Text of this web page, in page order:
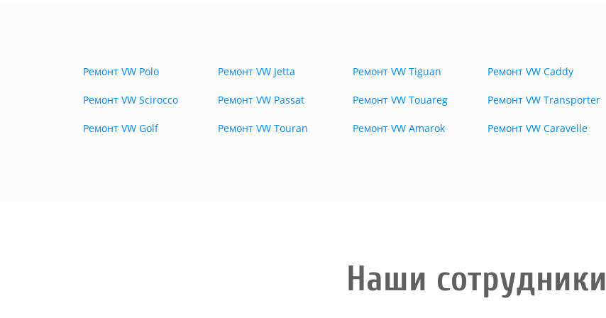
Ремонт VW Polo
Ремонт VW Scirocco
Ремонт VW Golf
Ремонт VW Jetta
Ремонт VW Passat
Ремонт VW Touran
Ремонт VW Tiguan
Ремонт VW Touareg
Ремонт VW Amarok
Ремонт VW Caddy
Ремонт VW Transporter
Ремонт VW Caravelle
Наши сотрудники